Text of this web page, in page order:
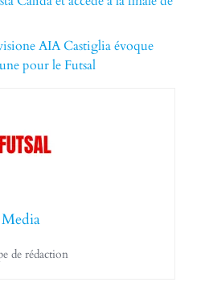
AIA Castiglia évoque
pour le Futsal
Media
de rédaction